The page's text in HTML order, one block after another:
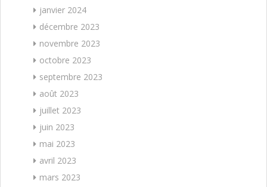
janvier 2024
décembre 2023
novembre 2023
octobre 2023
septembre 2023
août 2023
juillet 2023
juin 2023
mai 2023
avril 2023
mars 2023